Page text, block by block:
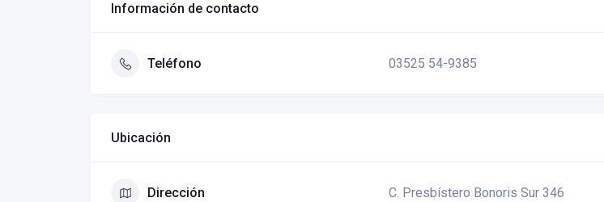
Información de contacto
Teléfono 03525 54-9385
Ubicación
Dirección C. Presbístero Bonoris Sur 346